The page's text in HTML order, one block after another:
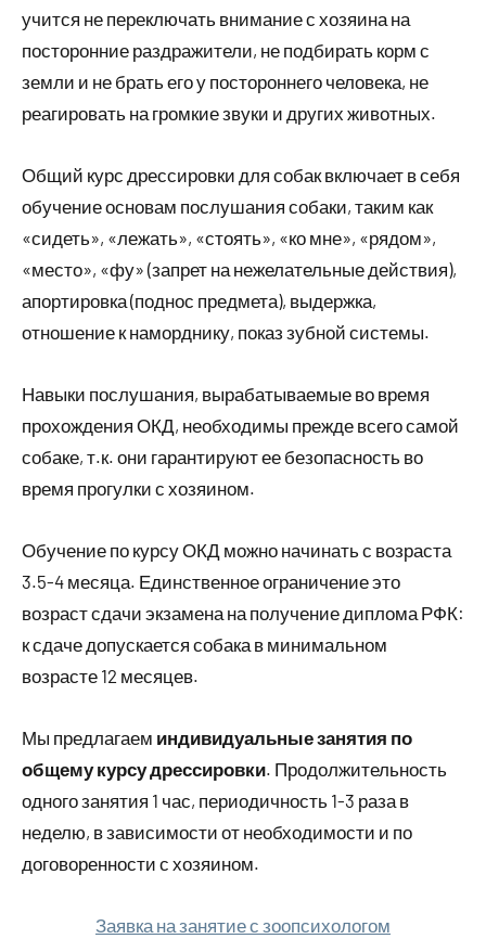
учится не переключать внимание с хозяина на
посторонние раздражители, не подбирать корм с
земли и не брать его у постороннего человека, не
реагировать на громкие звуки и других животных.
Общий курс дрессировки для собак включает в себя
обучение основам послушания собаки, таким как
«сидеть», «лежать», «стоять», «ко мне», «рядом»,
«место», «фу» (запрет на нежелательные действия),
апортировка (поднос предмета), выдержка,
отношение к наморднику, показ зубной системы.
Навыки послушания, вырабатываемые во время
прохождения ОКД, необходимы прежде всего самой
собаке, т.к. они гарантируют ее безопасность во
время прогулки с хозяином.
Обучение по курсу ОКД можно начинать с возраста
3.5-4 месяца. Единственное ограничение это
возраст сдачи экзамена на получение диплома РФК:
к сдаче допускается собака в минимальном
возрасте 12 месяцев.
Мы предлагаем индивидуальные занятия по
общему курсу дрессировки. Продолжительность
одного занятия 1 час, периодичность 1-3 раза в
неделю, в зависимости от необходимости и по
договоренности с хозяином.
Заявка на занятие с зоопсихологом